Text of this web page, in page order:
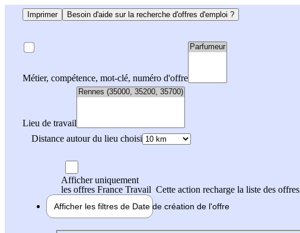
Imprimer Besoin d'aide sur la recherche d'offres d'emploi ?
Métier, compétence, mot-clé, numéro d'offre
Lieu de travail
Distance autour du lieu choisi
Afficher uniquement
les offres France Travail Cette action recharge la liste des offres
Afficher les filtres de Date de création de l'offre